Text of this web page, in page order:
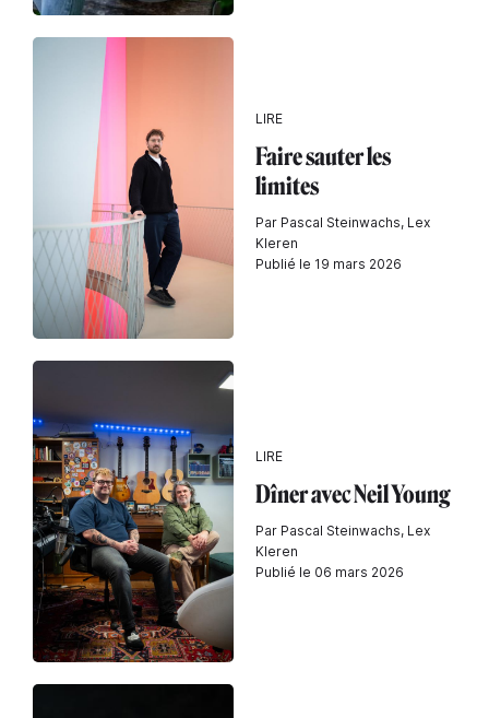
LIRE
Faire sauter les
limites
Par Pascal Steinwachs, Lex
Kleren
Publié le 19 mars 2026
LIRE
Dîner avec Neil Young
Par Pascal Steinwachs, Lex
Kleren
Publié le 06 mars 2026